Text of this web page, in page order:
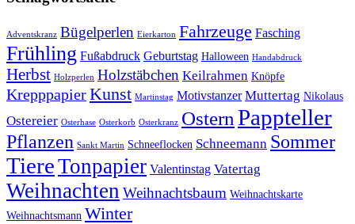
Adventskranz Bügelperlen Eierkarton Fahrzeuge Fasching
Frühling Fußabdruck Geburtstag Halloween Handabdruck
Herbst Holzperlen Holzstäbchen Keilrahmen Knöpfe
KrepppapierKunst Martinstag Motivstanzer Muttertag Nikolaus
Ostereier Osterhase Osterkorb Osterkranz Ostern Pappteller
Pflanzen Sankt Martin Schneeflocken Schneemann Sommer
TiereTonpapier Valentinstag Vatertag
Weihnachten Weihnachtsbaum Weihnachtskarte
Weihnachtsmann Winter